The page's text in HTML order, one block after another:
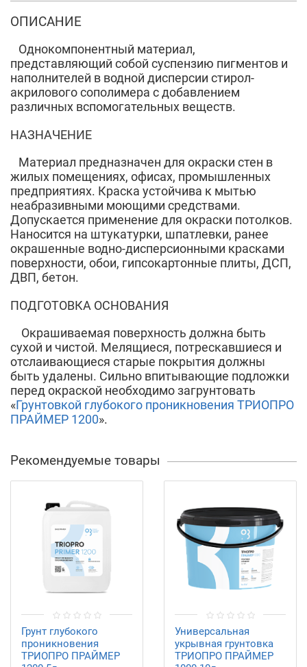
ОПИСАНИЕ
Однокомпонентный материал,
представляющий собой суспензию пигментов и
наполнителей в водной дисперсии стирол-
акрилового сополимера с добавлением
различных вспомогательных веществ.
НАЗНАЧЕНИЕ
Материал предназначен для окраски стен в
жилых помещениях, офисах, промышленных
предприятиях. Краска устойчива к мытью
неабразивными моющими средствами.
Допускается применение для окраски потолков.
Наносится на штукатурки, шпатлевки, ранее
окрашенные водно-дисперсионными красками
поверхности, обои, гипсокартонные плиты, ДСП,
ДВП, бетон.
ПОДГОТОВКА ОСНОВАНИЯ
Окрашиваемая поверхность должна быть
сухой и чистой. Мелящиеся, потрескавшиеся и
отслаивающиеся старые покрытия должны
быть удалены. Сильно впитывающие подложки
перед окраской необходимо загрунтовать
«Грунтовкой глубокого проникновения ТРИОПРО
ПРАЙМЕР 1200».
Рекомендуемые товары
Грунт глубокого
проникновения
ТРИОПРО ПРАЙМЕР
Универсальная
укрывная грунтовка
ТРИОПРО ПРАЙМЕР